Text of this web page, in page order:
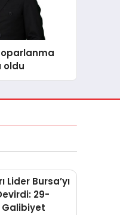
oldu
Lider Bursa’yı
29-
Galibiyet